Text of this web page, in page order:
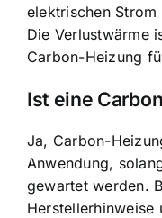
elektrischen
Die Verlustwärme
Carbon-Heizung
Ist eine
Ja, Carbon-
Anwendung,
gewartet werden.
Herstellerhinweise